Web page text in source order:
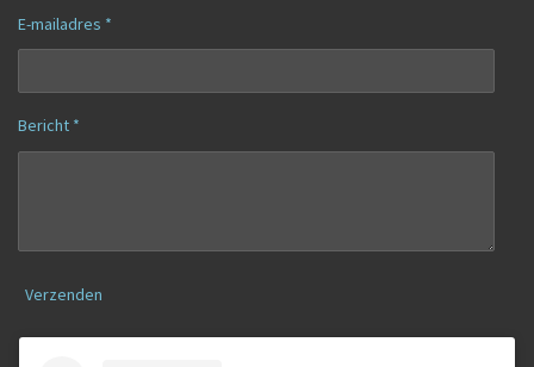
E-mailadres *
Bericht *
Verzenden